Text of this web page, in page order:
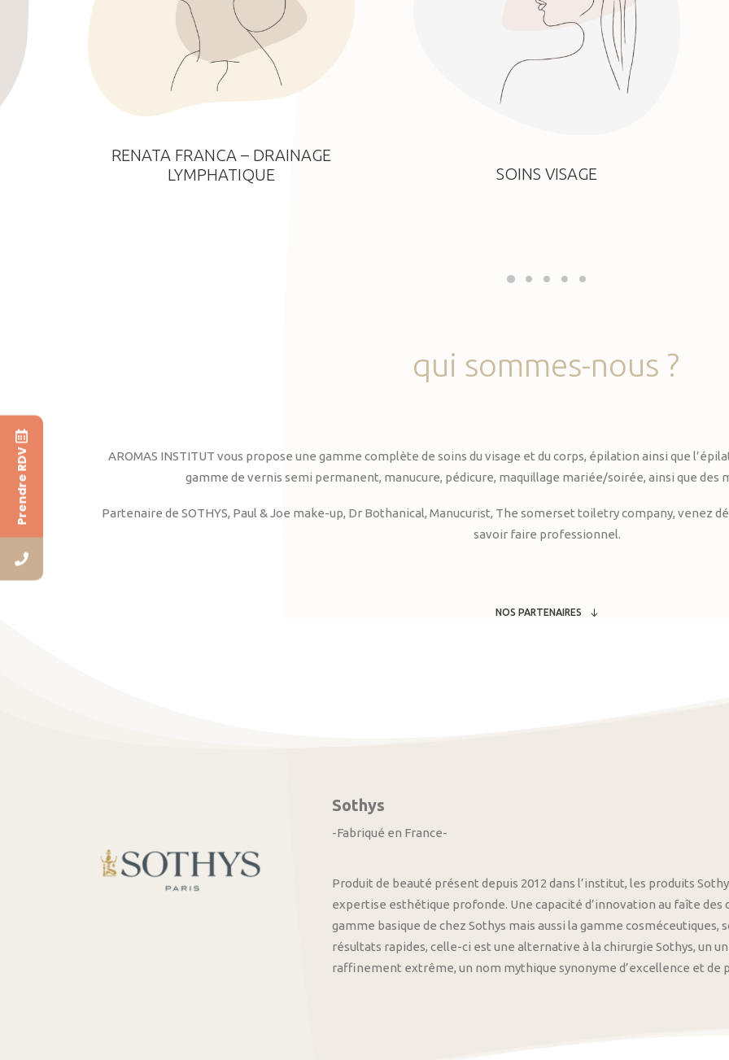
RENATA FRANCA – DRAINAGE
LYMPHATIQUE
SOINS VISAGE
qui sommes-nous ?
AROMAS INSTITUT vous propose une gamme complète de soins du visage et du corps, épilation ainsi que
gamme de vernis semi permanent, manucure, pédicure, maquillage mariée/soirée, ainsi que des
Partenaire de SOTHYS, Paul & Joe make-up, Dr Bothanical, Manucurist, The somerset toiletry company, venez
savoir faire professionnel.
NOS PARTENAIRES
Sothys
-Fabriqué en France-
Produit de beauté présent depuis 2012 dans l’institut, les produits
expertise esthétique profonde. Une capacité d’innovation au faîte
gamme basique de chez Sothys mais aussi la gamme
résultats rapides, celle-ci est une alternative à la chirurgie Sothys, un
raffinement extrême, un nom mythique synonyme d’excellence et de
Prendre RDV